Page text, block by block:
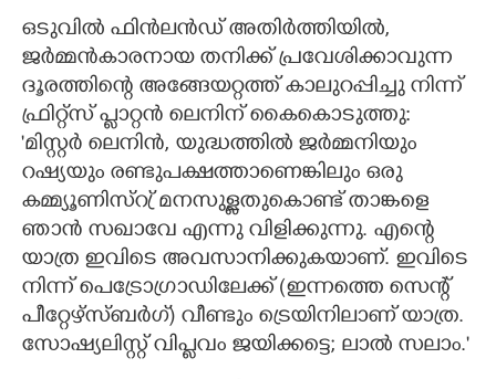
ഒടുവിൽ ഫിൻലൻഡ് അതിർത്തിയിൽ,​
ജർമ്മൻകാരനായ തനിക്ക് പ്രവേശിക്കാവുന്ന
ദൂരത്തിന്റെ അങ്ങേയറ്റത്ത് കാലുറപ്പിച്ചു നിന്ന്
ഫ്രിറ്റ്സ് പ്ളാറ്റൻ ലെനിന് കൈകൊടുത്തു:
'മിസ്റ്റർ ലെനിൻ,​ യുദ്ധത്തിൽ ജർമ്മനിയും
റഷ്യയും രണ്ടുപക്ഷത്താണെങ്കിലും ഒരു
കമ്മ്യൂണിസ്റ്ര് മനസുള്ളതുകൊണ്ട് താങ്കളെ
ഞാൻ സഖാവേ എന്നു വിളിക്കുന്നു. എന്റെ
യാത്ര ഇവിടെ അവസാനിക്കുകയാണ്. ഇവിടെ
നിന്ന് പെട്രോഗ്രാഡിലേക്ക് (ഇന്നത്തെ സെന്റ്
പീറ്റേഴ്സ്ബർഗ്)​ വീണ്ടും ട്രെയിനിലാണ് യാത്ര.
സോഷ്യലിസ്റ്റ് വിപ്ളവം ജയിക്കട്ടെ; ലാൽ സലാം."